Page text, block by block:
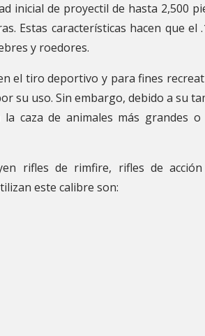
inicial de proyectil de hasta 2,500
Estas características hacen que el
y roedores.
el tiro deportivo y para fines
su uso. Sin embargo, debido a su
caza de animales más grandes
rifles de rimfire, rifles de
este calibre son: